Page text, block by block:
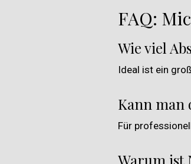
FAQ:
Wie viel
Ideal ist ein
Kann man
Für
Warum ist